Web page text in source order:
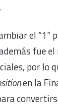
el “1”
fue
por lo
en la